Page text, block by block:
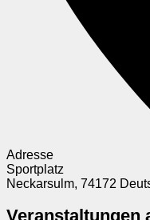
Adresse
Sportplatz
Neckarsulm, 74172
Veranstaltungen